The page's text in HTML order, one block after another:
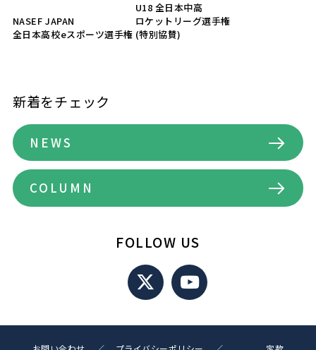
NASEF JAPAN
全日本高校eスポーツ選手権
U18 全日本中高
ロケットリーグ選手権
(特別協賛)
新着をチェック
NEWS
COLUMN
FOLLOW US